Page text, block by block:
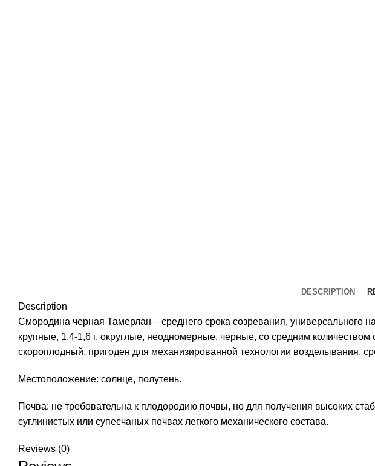
DESCRIPTION
Description
Смородина черная Тамерлан – среднего срока созревания, универсального
крупные, 1,4-1,6 г, округлые, неодномерные, черные, со средним
скороплодный, пригоден для механизированной технологии возделывания,
Местоположение: солнце, полутень.
Почва: не требовательна к плодородию почвы, но для получения высоких
суглинистых или супесчаных почвах легкого механического состава.
Reviews (0)